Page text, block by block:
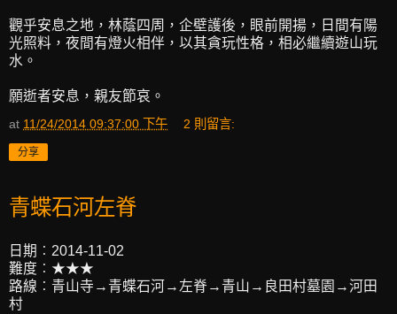
觀乎安息之地，林蔭四周，企壁護後，眼前開揚，日間有陽
光照料，夜間有燈火相伴，以其貪玩性格，相必繼續遊山玩
水。
願逝者安息，親友節哀。
at 11/24/2014 09:37:00 下午 2 則留言:
分享
青蝶石河左脊
日期︰2014-11-02
難度︰★★★
路線︰青山寺→青蝶石河→左脊→青山→良田村墓園→河田
村